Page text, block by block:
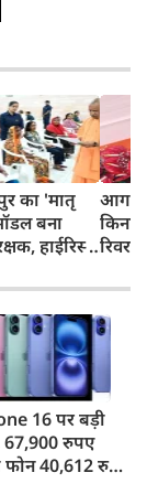
का 'मातृ
बना
हाईरिस्क
बची 77
आगरा
रिवर
करेगी
16 पर बड़ी
67,900 रुपए
फोन 40,612 रुपए